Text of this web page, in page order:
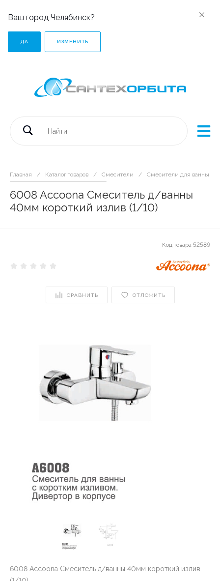
Ваш город Челябинск?
ДА ИЗМЕНИТЬ
Главная / Каталог товаров / Смесители / Смесители для ванны с
6008 Accoona Смеситель д/ванны
40мм короткий излив (1/10)
Код товара 52589
СРАВНИТЬ ОТЛОЖИТЬ
6008 Accoona Смеситель д/ванны 40мм короткий излив